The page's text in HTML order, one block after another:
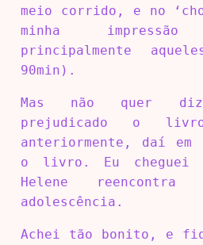
meio corrido, e no
minha
principalmente
90min).
Mas não quer
prejudicado o
anteriormente, daí
o livro. Eu cheguei
Helene
adolescência.
Achei tão bonito, e